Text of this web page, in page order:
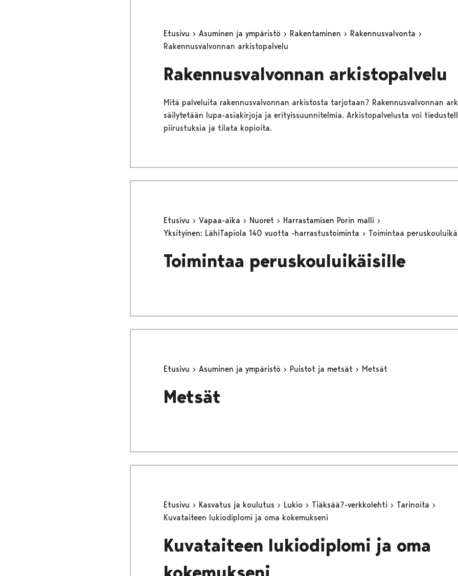
Etusivu Asuminen ja ympäristö Rakentaminen
Rakennusvalvonta
Rakennusvalvonnan arkistopalvelu
Rakennusvalvonnan arkistopalvelu
Mitä palveluita rakennusvalvonnan arkistosta tarjotaan? Rakennusvalvonnan
säilytetään lupa-asiakirjoja ja erityissuunnitelmia. Arkistopalvelusta voi
piirustuksia ja tilata kopioita.
Etusivu Vapaa-aika Nuoret
Harrastamisen Porin malli
Yksityinen: LähiTapiola 140 vuotta -harrastustoiminta
Toimintaa
Toimintaa peruskouluikäisille
Etusivu Asuminen ja ympäristö Puistot ja metsät Metsät
Metsät
Etusivu Kasvatus ja koulutus Lukio Tiäksää?-verkkolehti
Tarinoita
Kuvataiteen lukiodiplomi ja oma kokemukseni
Kuvataiteen lukiodiplomi ja oma